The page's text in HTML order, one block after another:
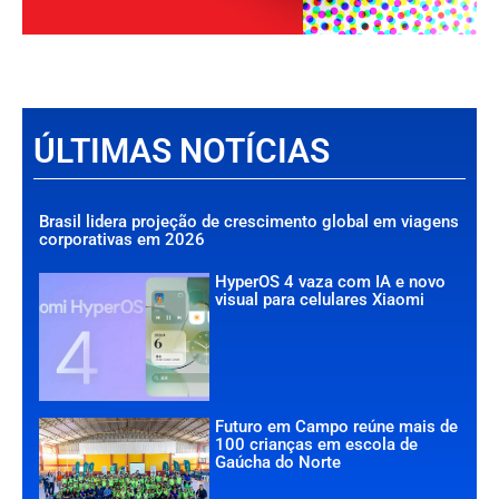
ÚLTIMAS NOTÍCIAS
Brasil lidera projeção de crescimento global em viagens
corporativas em 2026
HyperOS 4 vaza com IA e novo
visual para celulares Xiaomi
Futuro em Campo reúne mais de
100 crianças em escola de
Gaúcha do Norte